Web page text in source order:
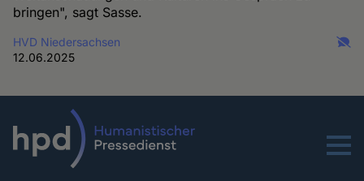
bringen", sagt Sasse.
HVD Niedersachsen
12.06.2025
Menu